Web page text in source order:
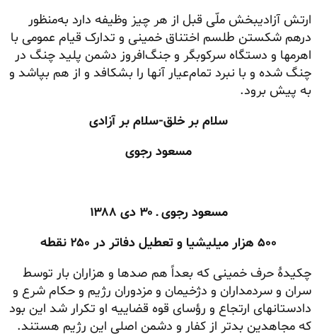
ارتش آزادیبخش ملّی قبل از هر چیز وظیفه دارد به‌منظور
درهم شکستن طلسم اختناق خمینی و تدارک قیام عمومی با
اهرمها و دستگاه سرکوبگر و جنگ‌افروز دشمن پلید چنگ در
چنگ شده و با نبرد تمام‌عیار آنها را بشکافد و از هم بپاشد و
به پیش برود.
سلام بر خلق-سلام بر آزادی
مسعود رجوی
مسعود رجوی ـ ۳۰ دی ۱۳۸۸
۵۰۰ هزار میلیشیا و تعطیل دفاتر در ۲۵۰ نقطه
چکیدهٔ حرف خمینی که بعداً هم صدها و هزاران بار توسط
سران و سردمداران و دژخیمان و مزدوران رژیم و حکام شرع و
دادستانهای ارتجاع و رؤسای قوه قضاییه او تکرار شد این بود
که مجاهدین بدتر از کفار و دشمن اصلی این رژیم هستند.